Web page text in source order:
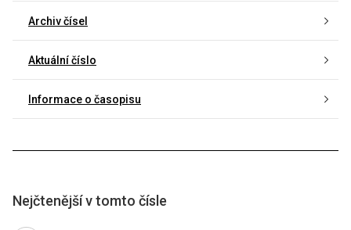
Archiv čísel
Aktuální číslo
Informace o časopisu
Nejčtenější v tomto čísle